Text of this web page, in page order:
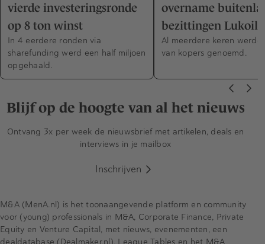
vierde investeringsronde
op 8 ton winst
In 4 eerdere ronden via
sharefunding werd een half miljoen
opgehaald.
overname
bezittingen Lukoil
Al meerdere keren
van kopers genoemd.
Blijf op de hoogte van al het nieuws
Ontvang 3x per week de nieuwsbrief met artikelen, deals en
interviews in je mailbox
Inschrijven
M&A (MenA.nl) is het toonaangevende platform en community
voor (young) professionals in M&A, Corporate Finance, Private
Equity en Venture Capital, met nieuws, evenementen, een
dealdatabase (Dealmaker.nl), League Tables en het M&A